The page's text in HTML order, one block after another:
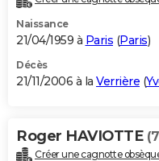
Naissance
21/04/1959 à Paris (Paris)
Décès
21/11/2006 à la Verrière (
Roger HAVIOTTE
Créer une cagnotte